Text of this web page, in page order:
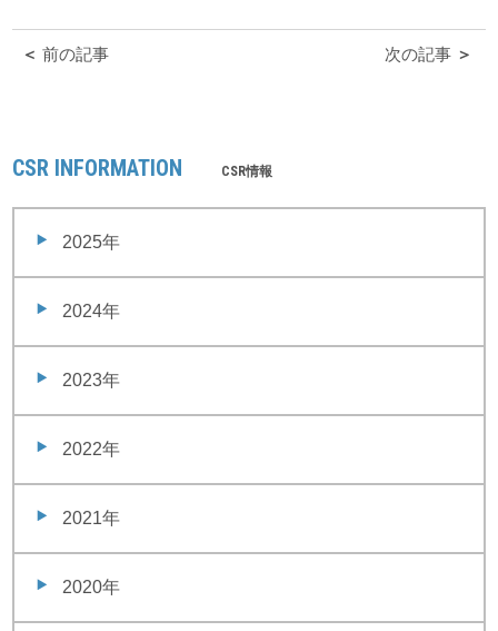
＜ 前の記事 次の記事 ＞
CSR INFORMATION CSR情報
2025年
2024年
2023年
2022年
2021年
2020年